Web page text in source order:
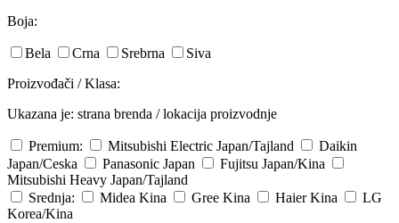
Boja:
Bela Crna Srebrna
Siva
Proizvođači / Klasa:
Ukazana je: strana brenda / lokacija proizvodnje
Premium: Mitsubishi Electric Japan/Tajland
Daikin
Japan/Ceska
Panasonic Japan Fujitsu Japan/Kina
Mitsubishi Heavy Japan/Tajland
Srednja:
Midea Kina Gree Kina Haier Kina
LG
Korea/Kina